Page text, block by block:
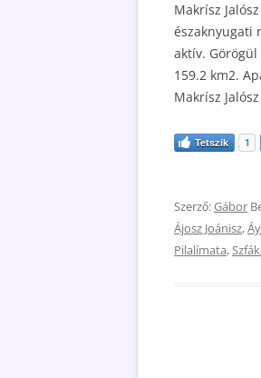
Makrísz
északnyugati
aktív.
159.2 km2.
Makrísz
Tetszik 1
Szerző:Gábor
Ájosz Joánisz,
Pilalímata,